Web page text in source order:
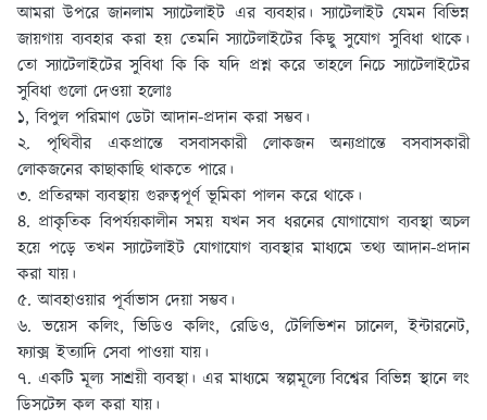
আমরা উপরে জানলাম স্যাটেলাইট এর ব্যবহার। স্যাটেলাইট যেমন বিভিন্ন
জায়গায় ব্যবহার করা হয় তেমনি স্যাটেলাইটের কিছু সুযোগ সুবিধা থাকে।
তো স্যাটেলাইটের সুবিধা কি কি যদি প্রশ্ন করে তাহলে নিচে স্যাটেলাইটের
সুবিধা গুলো দেওয়া হলোঃ
১, বিপুল পরিমাণ ডেটা আদান-প্রদান করা সম্ভব।
২. পৃথিবীর একপ্রান্তে বসবাসকারী লােকজন অন্যপ্রান্তে বসবাসকারী
লােকজনের কাছাকাছি থাকতে পারে।
৩. প্রতিরক্ষা ব্যবস্থায় গুরুত্বপূর্ণ ভূমিকা পালন করে থাকে।
৪. প্রাকৃতিক বিপর্যয়কালীন সময় যখন সব ধরনের যােগাযােগ ব্যবস্থা অচল
হয়ে পড়ে তখন স্যাটেলাইট যােগাযােগ ব্যবস্থার মাধ্যমে তথ্য আদান-প্রদান
করা যায়।
৫. আবহাওয়ার পূর্বাভাস দেয়া সম্ভব।
৬. ভয়েস কলিং, ভিডিও কলিং, রেডিও, টেলিভিশন চ্যানেল, ইন্টারনেট,
ফ্যাক্স ইত্যাদি সেবা পাওয়া যায়।
৭. একটি মূল্য সাশ্রয়ী ব্যবস্থা। এর মাধ্যমে স্বল্পমূল্যে বিশ্বের বিভিন্ন স্থানে লং
ডিসটেন্স কল করা যায়।